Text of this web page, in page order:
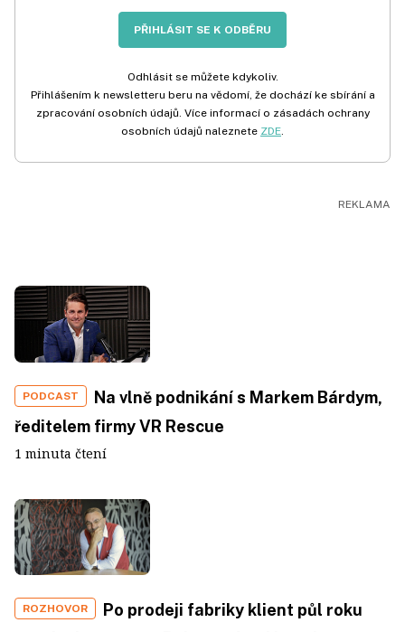
PŘIHLÁSIT SE K ODBĚRU
Odhlásit se můžete kdykoliv.
Přihlášením k newsletteru beru na vědomí, že dochází ke sbírání a
zpracování osobních údajů. Více informací o zásadách ochrany
osobních údajů naleznete ZDE.
PODCAST
Na vlně podnikání s Markem Bárdym,
ředitelem firmy VR Rescue
1 minuta čtení
ROZHOVOR
Po prodeji fabriky klient půl roku